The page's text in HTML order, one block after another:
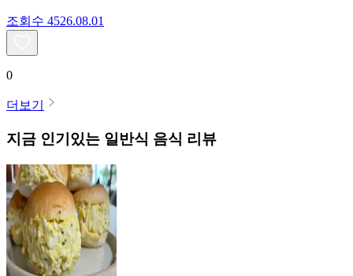
조회수 4526.08.01
0
더보기
지금 인기있는 일반식 음식 리뷰